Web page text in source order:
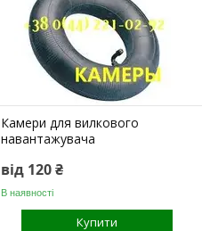
Камери для вилкового
навантажувача
від 120 ₴
В наявності
Купити